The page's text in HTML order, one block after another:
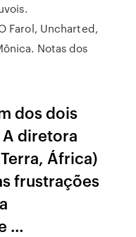
Farol, Uncharted,
Notas dos
dos dois
diretora
África)
frustrações
…